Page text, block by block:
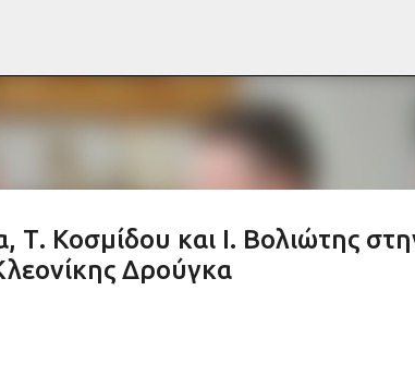
Τ. Κοσμίδου και Ι. Βολιώτης
Δρούγκα